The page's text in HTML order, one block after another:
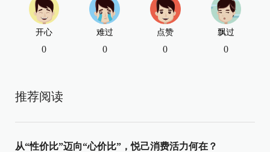
开心
0
难过
0
点赞
0
飘过
0
推荐阅读
从“性价比”迈向“心价比”，悦己消费活力何在？